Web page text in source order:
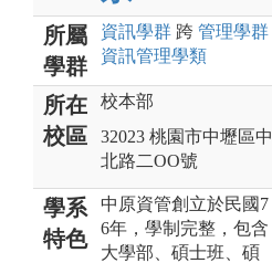
所屬
學群
資訊學群 跨 管理學群
資訊管理學類
所在
校區
校本部
32023 桃園市中壢區中
北路二OO號
學系
特色
中原資管創立於民國7
6年，學制完整，包含
大學部、碩士班、碩